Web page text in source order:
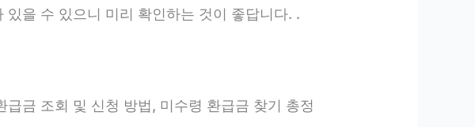
을 수 있으니 미리 확인하는 것이 좋답니다. .
조회 및 신청 방법, 미수령 환급금 찾기 총정